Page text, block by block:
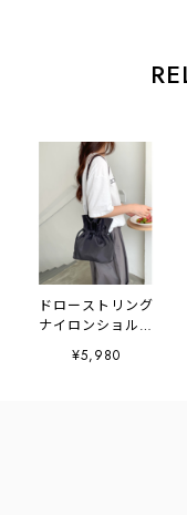
ドローストリング
ナイロンショルダ
ーバッグ
2litr06592
¥5,980